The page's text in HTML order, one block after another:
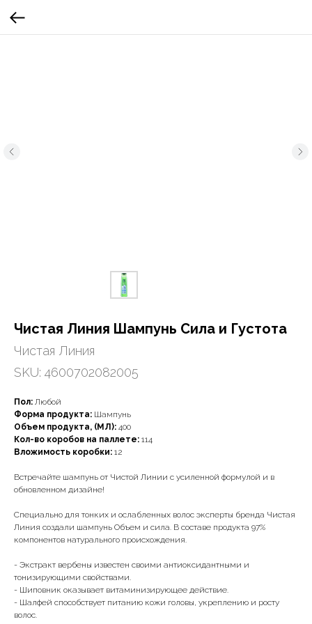
Чистая Линия Шампунь Сила и Густота
Чистая Линия
SKU: 4600702082005
Пол: Любой
Форма продукта: Шампунь
Объем продукта, (МЛ): 400
Кол-во коробов на паллете: 114
Вложимость коробки: 12
Встречайте шампунь от Чистой Линии с усиленной формулой и в
обновленном дизайне!
Специально для тонких и ослабленных волос эксперты бренда Чистая
Линия создали шампунь Объем и сила. В составе продукта 97%
компонентов натурального происхождения.
- Экстракт вербены известен своими антиоксидантными и
тонизирующими свойствами.
- Шиповник оказывает витаминизирующее действие.
- Шалфей способствует питанию кожи головы, укреплению и росту
волос.